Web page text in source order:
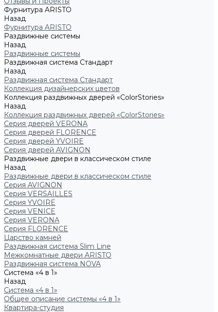
Фурнитура ARISTO
Назад
Фурнитура ARISTO
Раздвижные системы
Назад
Раздвижные системы
Раздвижная система Стандарт
Назад
Раздвижная система Стандарт
Коллекция дизайнерских цветов
Коллекция раздвижных дверей «ColorStories»
Назад
Коллекция раздвижных дверей «ColorStories»
Серия дверей VERONA
Серия дверей FLORENCE
Серия дверей YVOIRE
Серия дверей AVIGNON
Раздвижные двери в классическом стиле
Назад
Раздвижные двери в классическом стиле
Серия AVIGNON
Серия VERSAILLES
Серия YVOIRE
Серия VENICE
Серия VERONA
Серия FLORENCE
Царство камней
Раздвижная система Slim Line
Межкомнатные двери ARISTO
Раздвижная система NOVA
Система «4 в 1»
Назад
Система «4 в 1»
Общее описание системы «4 в 1»
Квартира-студия